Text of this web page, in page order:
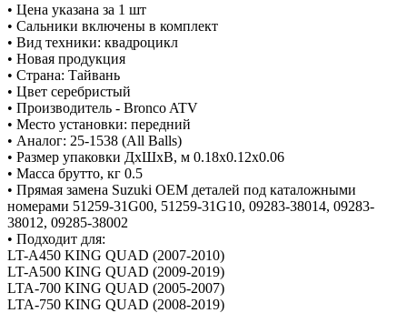
• Цена указана за 1 шт
• Сальники включены в комплект
• Вид техники: квадроцикл
• Новая продукция
• Страна: Тайвань
• Цвет серебристый
• Производитель - Bronco ATV
• Место установки: передний
• Аналог: 25-1538 (All Balls)
• Размер упаковки ДхШхВ, м 0.18x0.12x0.06
• Масса брутто, кг 0.5
• Прямая замена Suzuki OEM деталей под каталожными
номерами 51259-31G00, 51259-31G10, 09283-38014, 09283-
38012, 09285-38002
• Подходит для:
LT-A450 KING QUAD (2007-2010)
LT-A500 KING QUAD (2009-2019)
LTA-700 KING QUAD (2005-2007)
LTA-750 KING QUAD (2008-2019)